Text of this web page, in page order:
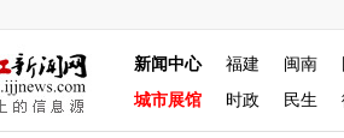
新闻中心 福建 闽南
城市展馆
时政 民生